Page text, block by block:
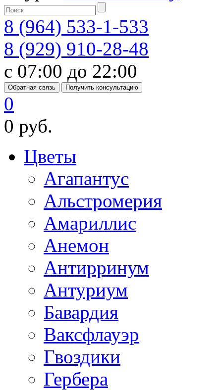
8 (964) 533-1-533
8 (929) 910-28-48
с 07:00 до 22:00
Обратная связь Получить консультацию
0
0 руб.
Цветы
Агапантус
Альстромерия
Амариллис
Анемон
Антирринум
Антуриум
Бавардия
Ваксфлауэр
Гвоздики
Гербера